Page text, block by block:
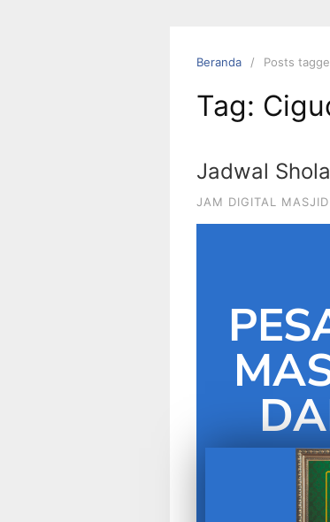
Beranda Posts
Tag:
Jadwal
JAM DIGITAL MASJID